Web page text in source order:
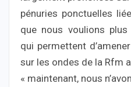
pénuries ponctuelles
que nous voulions
qui permettent
sur les ondes de la Rfm
« maintenant, nous